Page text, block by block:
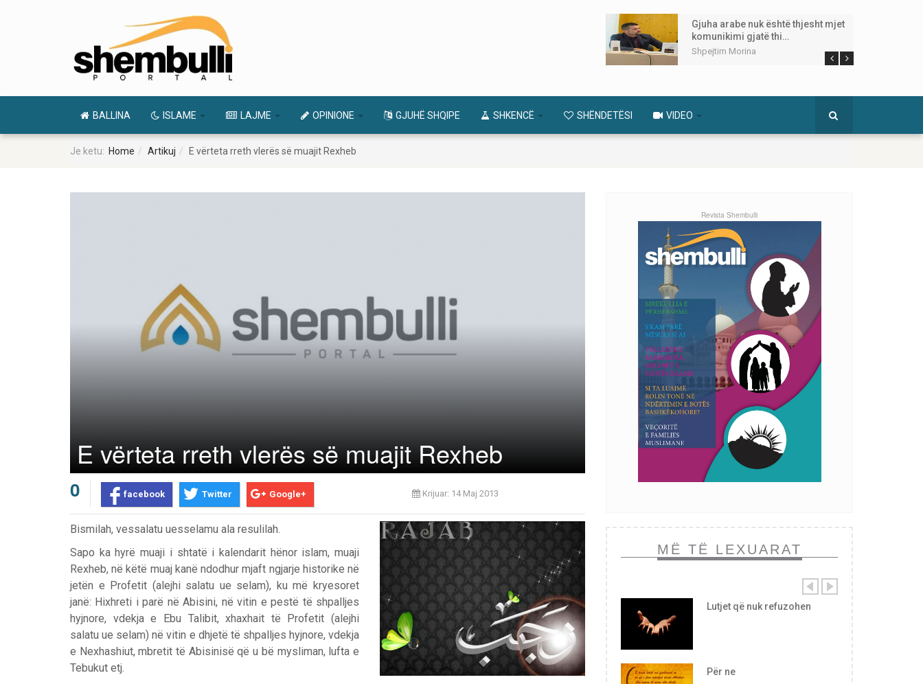
Gjuha arabe nuk është thjesht mjet
komunikimi gjatë thi…
Shpejtim Morina
BALLINA ISLAME LAJME OPINIONE GJUHË SHQIPE SHKENCË SHËNDETËSI VIDEO
Je ketu: Home Artikuj E vërteta rreth vlerës së muajit Rexheb
E vërteta rreth vlerës së muajit Rexheb
0 facebook Twitter Google+ Krijuar: 14 Maj 2013
Bismilah, vessalatu uesselamu ala resulilah.
Sapo ka hyrë muaji i shtatë i kalendarit hënor islam, muaji
Rexheb, në këtë muaj kanë ndodhur mjaft ngjarje historike në
jetën e Profetit (alejhi salatu ue selam), ku më kryesoret
janë: Hixhreti i parë në Abisini, në vitin e pestë të shpalljes
hyjnore, vdekja e Ebu Talibit, xhaxhait të Profetit (alejhi
salatu ue selam) në vitin e dhjetë të shpalljes hyjnore, vdekja
e Nexhashiut, mbretit të Abisinisë që u bë mysliman, lufta e
Tebukut etj.
Revista Shembulli
MË TË LEXUARAT
Prev Next
Lutjet që nuk refuzohen
Për ne